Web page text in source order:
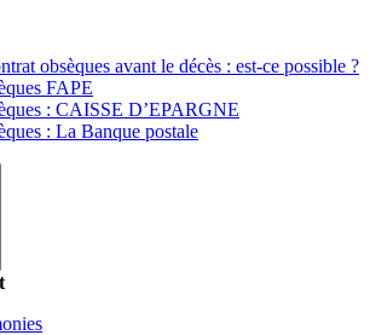
obsèques avant le décès : est-ce possible ?
FAPE
: CAISSE D’EPARGNE
: La Banque postale